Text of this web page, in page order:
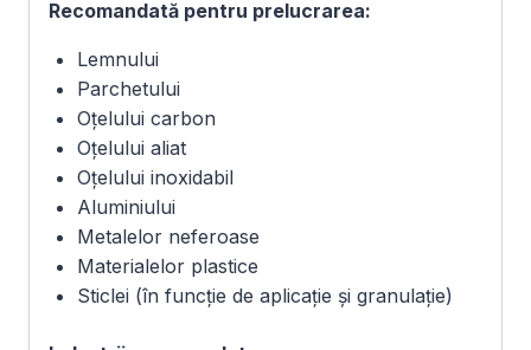
Recomandată pentru prelucrarea:
Lemnului
Parchetului
Oțelului carbon
Oțelului aliat
Oțelului inoxidabil
Aluminiului
Metalelor neferoase
Materialelor plastice
Sticlei (în funcție de aplicație și granulație)